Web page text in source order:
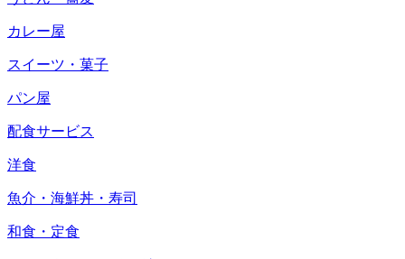
カレー屋
スイーツ・菓子
パン屋
配食サービス
洋食
魚介・海鮮丼・寿司
和食・定食